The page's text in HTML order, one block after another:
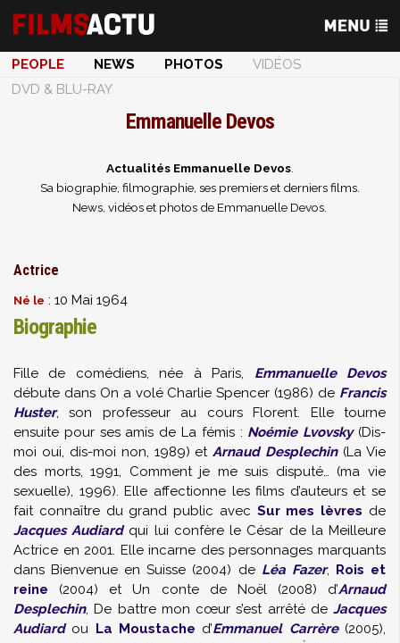
PEOPLE NEWS PHOTOS
VIDÉOS
DVD & BLU-RAY
Emmanuelle Devos
Actualités Emmanuelle Devos.
Sa biographie, filmographie, ses premiers et derniers films.
News, vidéos et photos de Emmanuelle Devos.
Actrice
Né le : 10 Mai 1964
Biographie
Fille de comédiens, née à Paris, Emmanuelle Devos
débute dans On a volé Charlie Spencer (1986) de Francis
Huster, son professeur au cours Florent. Elle tourne
ensuite pour ses amis de La fémis : Noémie Lvovsky(Dis-
moi oui, dis-moi non, 1989) etArnaud Desplechin(La Vie
des morts, 1991, Comment je me suis disputé… (ma vie
sexuelle), 1996). Elle affectionne les films d’auteurs et se
fait connaître du grand public avec Sur mes lèvres de
Jacques Audiardqui lui confère le César de la Meilleure
Actrice en 2001. Elle incarne des personnages marquants
dans Bienvenue en Suisse (2004) de Léa Fazer, Rois et
reine (2004) et Un conte de Noël (2008) d’Arnaud
Desplechin, De battre mon cœur s’est arrêté de Jacques
Audiardou La Moustache d’Emmanuel Carrère(2005),